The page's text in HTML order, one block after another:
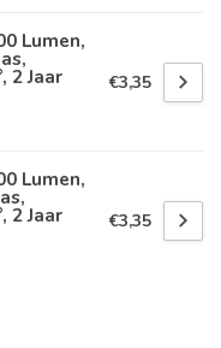
Lumen,
2 Jaar €3,35
Lumen,
2 Jaar €3,35